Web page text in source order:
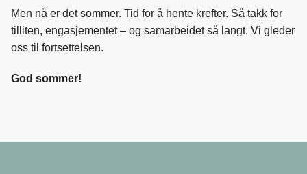
Men nå er det sommer. Tid for å hente krefter. Så takk for
tilliten, engasjementet – og samarbeidet så langt. Vi gleder
oss til fortsettelsen.
God sommer!